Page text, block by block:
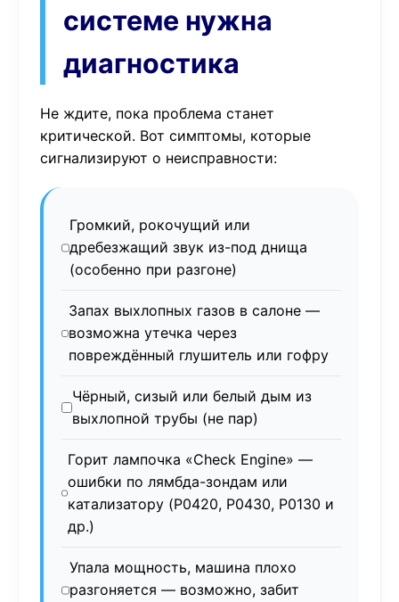
системе нужна
диагностика
Не ждите, пока проблема станет
критической. Вот симптомы, которые
сигнализируют о неисправности:
Громкий, рокочущий или
дребезжащий звук из-под днища
(особенно при разгоне)
Запах выхлопных газов в салоне —
возможна утечка через
повреждённый глушитель или гофру
Чёрный, сизый или белый дым из
выхлопной трубы (не пар)
Горит лампочка «Check Engine» —
ошибки по лямбда-зондам или
катализатору (P0420, P0430, P0130 и
др.)
Упала мощность, машина плохо
разгоняется — возможно, забит